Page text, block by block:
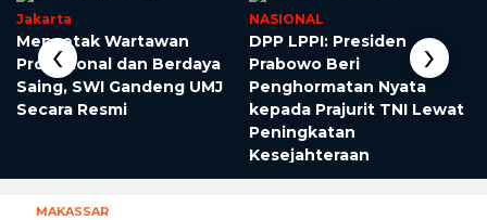
Jakarta
Mencetak Wartawan
Profesional dan Berdaya
Saing, SWI Gandeng UMJ
Secara Resmi
NASIONAL
DPP LPPI: Presiden
Prabowo Beri
Penghormatan Nyata
kepada Prajurit TNI Lewat
Peningkatan
Kesejahteraan
‹ ›
MAKASSAR